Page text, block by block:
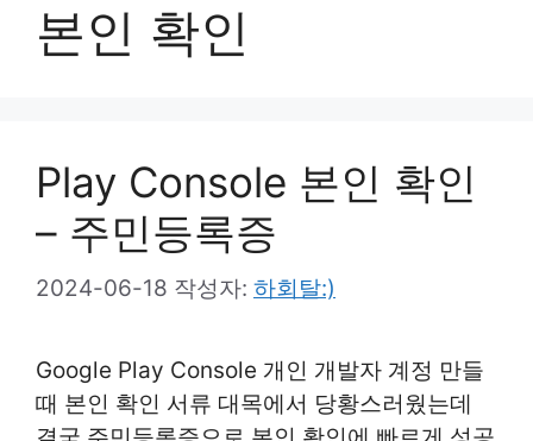
본인 확인
Play Console 본인 확인
– 주민등록증
2024-06-18 작성자: 하회탈:)
Google Play Console 개인 개발자 계정 만들
때 본인 확인 서류 대목에서 당황스러웠는데